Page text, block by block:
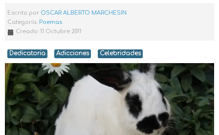
Escrito por OSCAR ALBERTO MARCHESIN
Categoría: Poemas
Creado: 11 Octubre 2011
Dedicatoria Adicciones Celebridades